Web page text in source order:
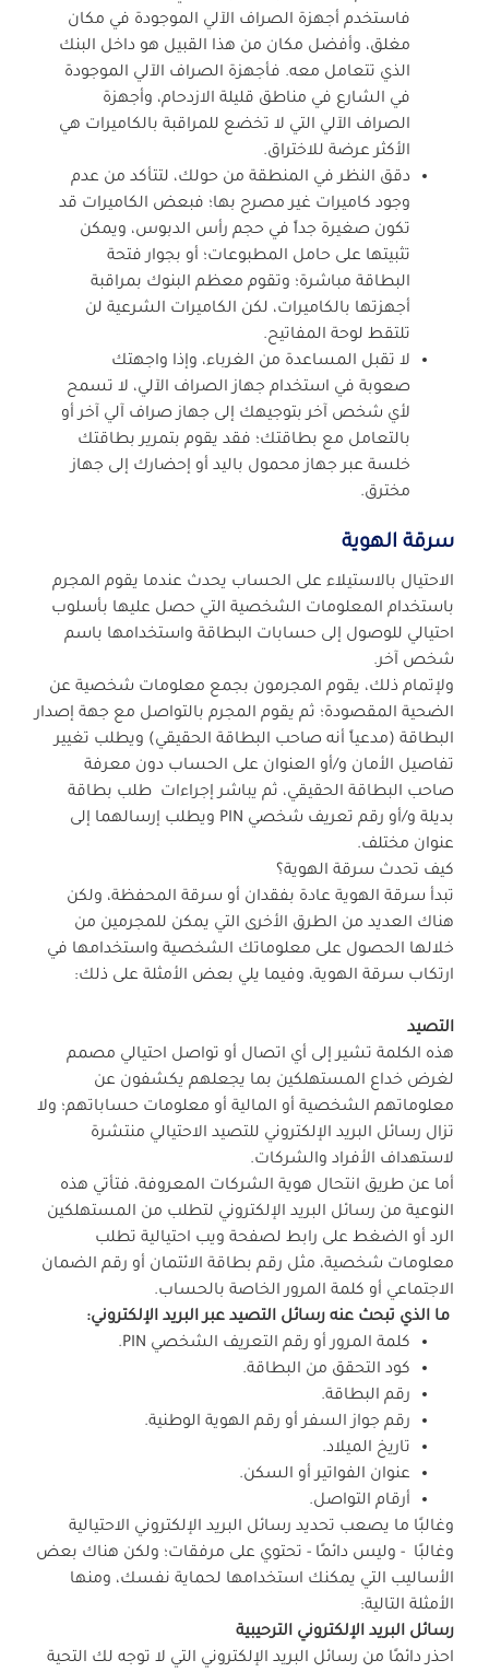
فاستخدم أجهزة الصراف الآلي الموجودة في مكان
مغلق، وأفضل مكان من هذا القبيل هو داخل البنك
الذي تتعامل معه. فأجهزة الصراف الآلي الموجودة
في الشارع في مناطق قليلة الازدحام، وأجهزة
الصراف الآلي التي لا تخضع للمراقبة بالكاميرات هي
الأكثر عرضة للاختراق.
دقق النظر في المنطقة من حولك، لتتأكد من عدم
وجود كاميرات غير مصرح بها؛ فبعض الكاميرات قد
تكون صغيرة جداً في حجم رأس الدبوس، ويمكن
تثبيتها على حامل المطبوعات؛ أو بجوار فتحة
البطاقة مباشرة؛ وتقوم معظم البنوك بمراقبة
أجهزتها بالكاميرات، لكن الكاميرات الشرعية لن
تلتقط لوحة المفاتيح.
لا تقبل المساعدة من الغرباء، وإذا واجهتك
صعوبة في استخدام جهاز الصراف الآلي، لا تسمح
لأي شخص آخر بتوجيهك إلى جهاز صراف آلي آخر أو
بالتعامل مع بطاقتك؛ فقد يقوم بتمرير بطاقتك
خلسة عبر جهاز محمول باليد أو إحضارك إلى جهاز
مخترق.
سرقة الهوية
الاحتيال بالاستيلاء على الحساب يحدث عندما يقوم المجرم
باستخدام المعلومات الشخصية التي حصل عليها بأسلوب
احتيالي للوصول إلى حسابات البطاقة واستخدامها باسم
شخص آخر.
ولإتمام ذلك، يقوم المجرمون بجمع معلومات شخصية عن
الضحية المقصودة؛ ثم يقوم المجرم بالتواصل مع جهة إصدار
البطاقة (مدعياً أنه صاحب البطاقة الحقيقي) ويطلب تغيير
تفاصيل الأمان و/أو العنوان على الحساب دون معرفة
صاحب البطاقة الحقيقي، ثم يباشر إجراءات طلب بطاقة
بديلة و/أو رقم تعريف شخصي PIN ويطلب إرسالهما إلى
عنوان مختلف.
كيف تحدث سرقة الهوية؟
تبدأ سرقة الهوية عادة بفقدان أو سرقة المحفظة، ولكن
هناك العديد من الطرق الأخرى التي يمكن للمجرمين من
خلالها الحصول على معلوماتك الشخصية واستخدامها في
ارتكاب سرقة الهوية، وفيما يلي بعض الأمثلة على ذلك:
التصيد
هذه الكلمة تشير إلى أي اتصال أو تواصل احتيالي مصمم
لغرض خداع المستهلكين بما يجعلهم يكشفون عن
معلوماتهم الشخصية أو المالية أو معلومات حساباتهم؛ ولا
تزال رسائل البريد الإلكتروني للتصيد الاحتيالي منتشرة
لاستهداف الأفراد والشركات.
أما عن طريق انتحال هوية الشركات المعروفة، فتأتي هذه
النوعية من رسائل البريد الإلكتروني لتطلب من المستهلكين
الرد أو الضغط على رابط لصفحة ويب احتيالية تطلب
معلومات شخصية، مثل رقم بطاقة الائتمان أو رقم الضمان
الاجتماعي أو كلمة المرور الخاصة بالحساب.
ما الذي تبحث عنه رسائل التصيد عبر البريد الإلكتروني:
كلمة المرور أو رقم التعريف الشخصي PIN.
كود التحقق من البطاقة.
رقم البطاقة.
رقم جواز السفر أو رقم الهوية الوطنية.
تاريخ الميلاد.
عنوان الفواتير أو السكن.
أرقام التواصل.
وغالبًا ما يصعب تحديد رسائل البريد الإلكتروني الاحتيالية
وغالبًا - وليس دائمًا - تحتوي على مرفقات؛ ولكن هناك بعض
الأساليب التي يمكنك استخدامها لحماية نفسك، ومنها
الأمثلة التالية:
رسائل البريد الإلكتروني الترحيبية
احذر دائمًا من رسائل البريد الإلكتروني التي لا توجه لك التحية